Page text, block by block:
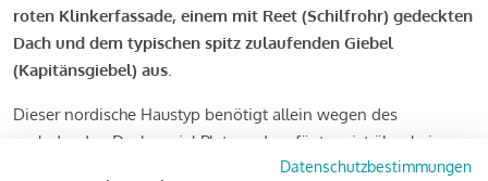
roten Klinkerfassade, einem mit Reet (Schilfrohr) gedeckten
Dach und dem typischen spitz zulaufenden Giebel
(Kapitänsgiebel) aus
Dieser nordische Haustyp benötigt allein wegen des
ausladenden Daches viel Platz und verfügt meist über keinen
Keller. Große, hohe Türen und eher kleine Rundbogen- und
Datenschutzbestimmungen